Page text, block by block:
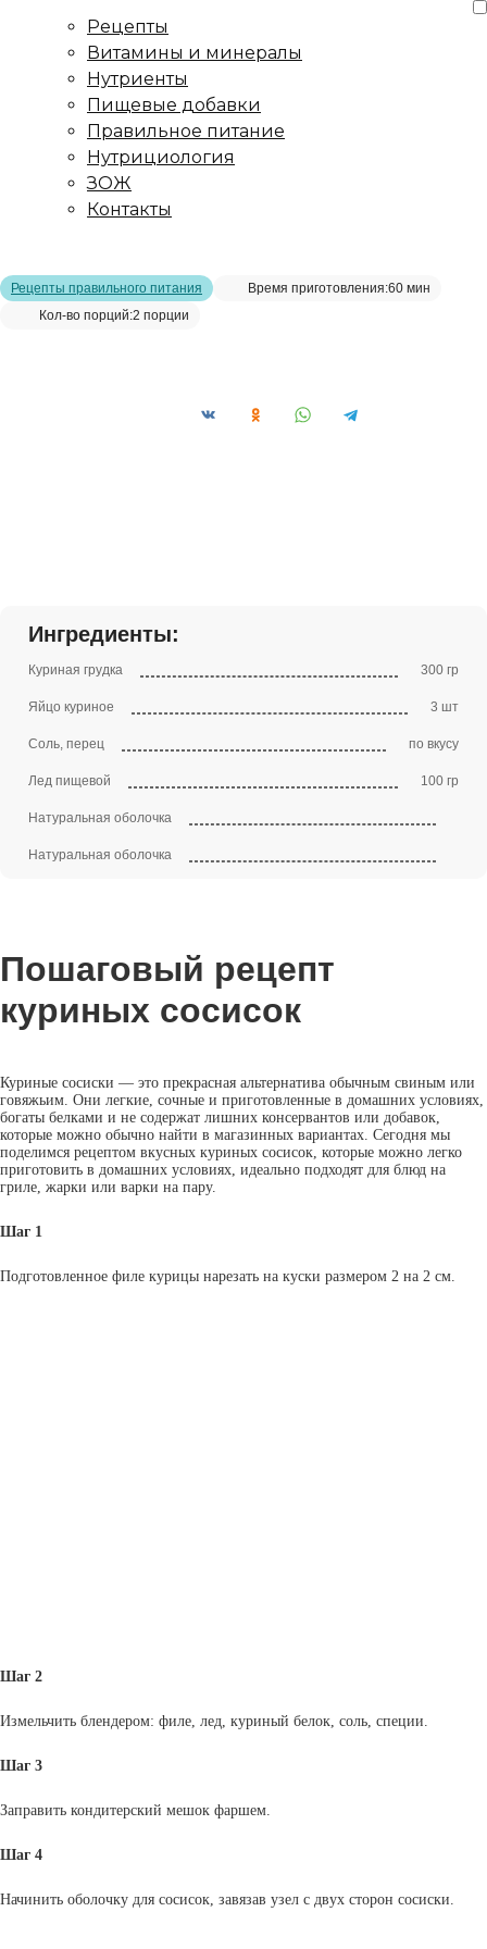
Рецепты
Витамины и минералы
Нутриенты
Пищевые добавки
Правильное питание
Нутрициология
ЗОЖ
Контакты
Рецепты правильного питания Время приготовления:60 мин
Кол-во порций:2 порции
Ингредиенты:
Куриная грудка 300 гр
Яйцо куриное 3 шт
Соль, перец по вкусу
Лед пищевой 100 гр
Натуральная оболочка
Натуральная оболочка
Пошаговый рецепт
куриных сосисок
Куриные сосиски — это прекрасная альтернатива обычным свиным или
говяжьим. Они легкие, сочные и приготовленные в домашних условиях,
богаты белками и не содержат лишних консервантов или добавок,
которые можно обычно найти в магазинных вариантах. Сегодня мы
поделимся рецептом вкусных куриных сосисок, которые можно легко
приготовить в домашних условиях, идеально подходят для блюд на
гриле, жарки или варки на пару.
Шаг 1
Подготовленное филе курицы нарезать на куски размером 2 на 2 см.
Шаг 2
Измельчить блендером: филе, лед, куриный белок, соль, специи.
Шаг 3
Заправить кондитерский мешок фаршем.
Шаг 4
Начинить оболочку для сосисок, завязав узел с двух сторон сосиски.